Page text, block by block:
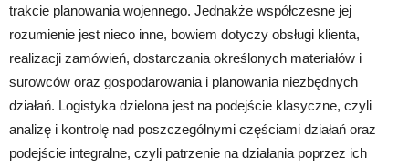
trakcie planowania wojennego. Jednakże współczesne jej
rozumienie jest nieco inne, bowiem dotyczy obsługi klienta,
realizacji zamówień, dostarczania określonych materiałów i
surowców oraz gospodarowania i planowania niezbędnych
działań. Logistyka dzielona jest na podejście klasyczne, czyli
analizę i kontrolę nad poszczególnymi częściami działań oraz
podejście integralne, czyli patrzenie na działania poprzez ich